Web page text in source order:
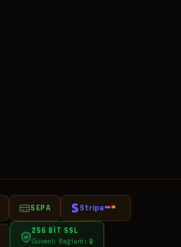
SEPA Stripe
256 BIT SSL
Güvenli Bağlantı 🔒